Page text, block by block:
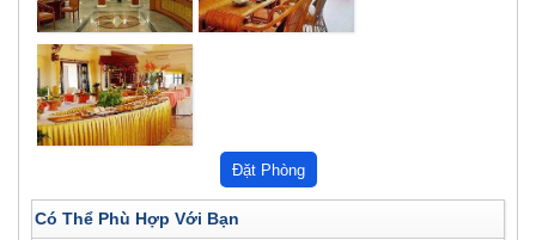
Có Thể Phù Hợp Với Bạn